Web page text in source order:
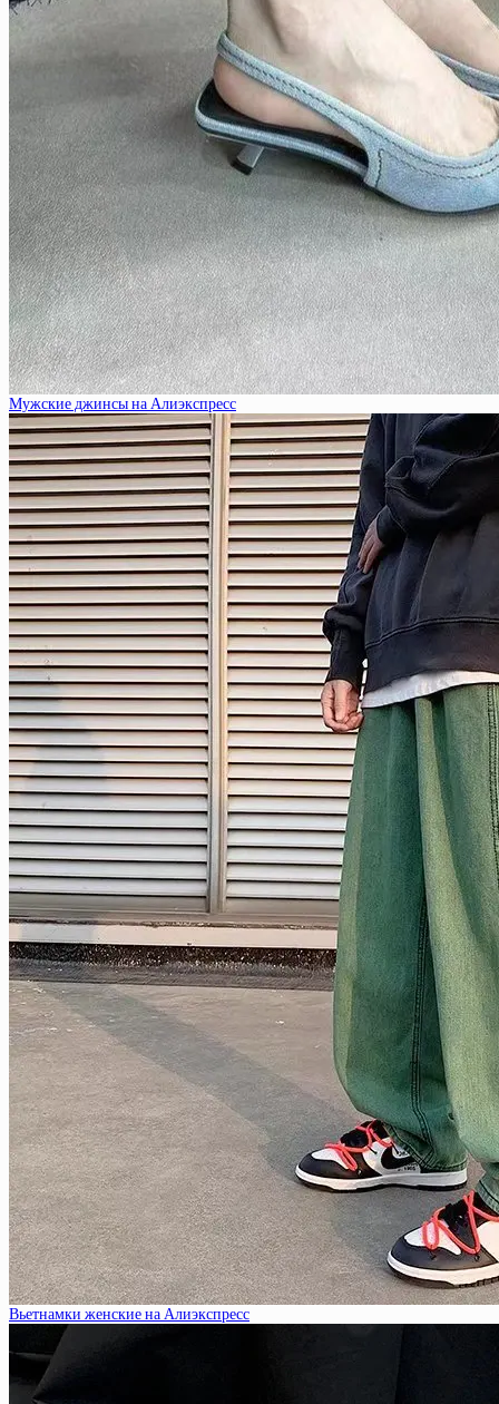
Мужские джинсы на Алиэкспресс
Вьетнамки женские на Алиэкспресс